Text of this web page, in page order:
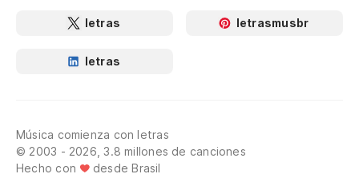
letras letrasmusbr
letras
Música comienza con letras
© 2003 - 2026, 3.8 millones de canciones
Hecho con
desde Brasil